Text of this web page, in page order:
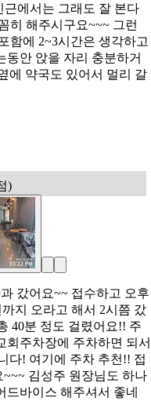
근에서는 그래도 잘 본다
히 해주시구요~~~ 그런
함에 2~3시간은 생각하고
동안 앉을 자리 충분하거
에 약국도 있어서 멀리 갈
)
갔어요~~ 접수하고 오후
지 오라고 해서 2시쯤 갔
40분 정도 걸렸어요!! 주
회주차장에 주차하면 되서
다! 여기에 주차 추천!! 접
김성주 원장님도 하나
바이스 해주셔서 좋네